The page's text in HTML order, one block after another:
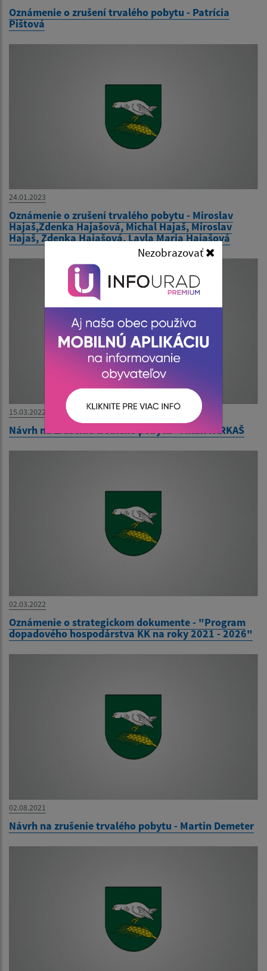
Oznámenie o zrušení trvalého pobytu - Patrícia
Pištová
24.01.2023
Oznámenie o zrušení trvalého pobytu - Miroslav
Hajaš,Zdenka Hajašová, Michal Hajaš, Miroslav
Hajaš, Zdenka Hajašová, Layla Maria Hajašová
15.03.2022
Návrh na zrušenie trvalého pobytu - Milan FARKAŠ
02.03.2022
Oznámenie o strategickom dokumente - "Program
dopadového hospodárstva KK na roky 2021 - 2026"
02.08.2021
Návrh na zrušenie trvalého pobytu - Martin Demeter
Nezobrazovať